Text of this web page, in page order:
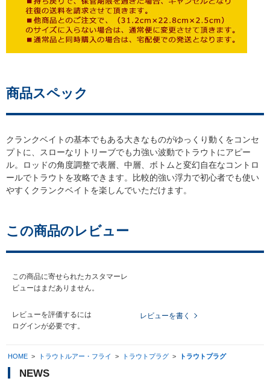
商品スペック
クランクベイトの基本でもある大きなものがゆっくり動くをコンセ
プトに、スローなリトリーブでも力強い波動でトラウトにアピー
ル。ロッドの角度調整で表層、中層、ボトムと変幻自在なコントロ
ールでトラウトを攻略できます。比較的強い浮力で初心者でも使い
すくクランクベイトを楽しんでいただけます。
この商品のレビュー
この商品に寄せられたカスタマーレ
ビューはまだありません。
レビューを評価するには
ログインが必要です。
レビューを書く
HOME > トラウトルアー・フライ > トラウトプラグ > トラウトプラグ
NEWS